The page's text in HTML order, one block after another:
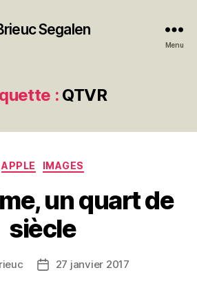
Segalen
Menu
: QTVR
Catégories
APPLE IMAGES
un quart de
siècle
Date27 janvier 2017